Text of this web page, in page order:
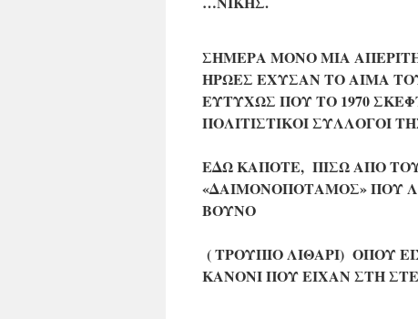
ΣΗΜΕΡΑ ΜΟΝΟ ΜΙΑ
ΗΡΩΕΣ ΕΧΥΣΑΝ ΤΟ ΑΙΜΑ
ΕΥΤΥΧΩΣ ΠΟΥ ΤΟ 1970
ΠΟΛΙΤΙΣΤΙΚΟΙ ΣΥΛΛΟΓΟΙ
ΕΔΩ ΚΑΠΟΤΕ, ΠΙΣΩ ΑΠΟ
«ΔΑΙΜΟΝΟΠΟΤΑΜΟΣ» ΠΟΥ
ΒΟΥΝΟ
( ΤΡΟΥΠΙΟ ΛΙΘΑΡΙ) ΟΠΟΥ
ΚΑΝΟΝΙ ΠΟΥ ΕΙΧΑΝ ΣΤΗ